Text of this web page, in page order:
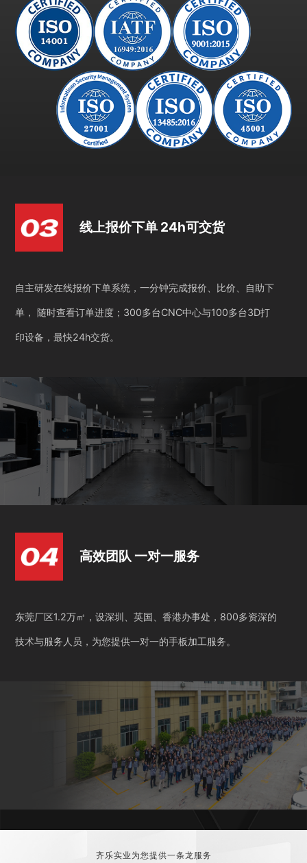
线上报价下单 24h可交货
自主研发在线报价下单系统，一分钟完成报价、比价、自助下
单， 随时查看订单进度；300多台CNC中心与100多台3D打
印设备，最快24h交货。
高效团队 一对一服务
东莞厂区1.2万㎡，设深圳、英国、香港办事处，800多资深的
技术与服务人员，为您提供一对一的手板加工服务。
齐乐实业为您提供一条龙服务